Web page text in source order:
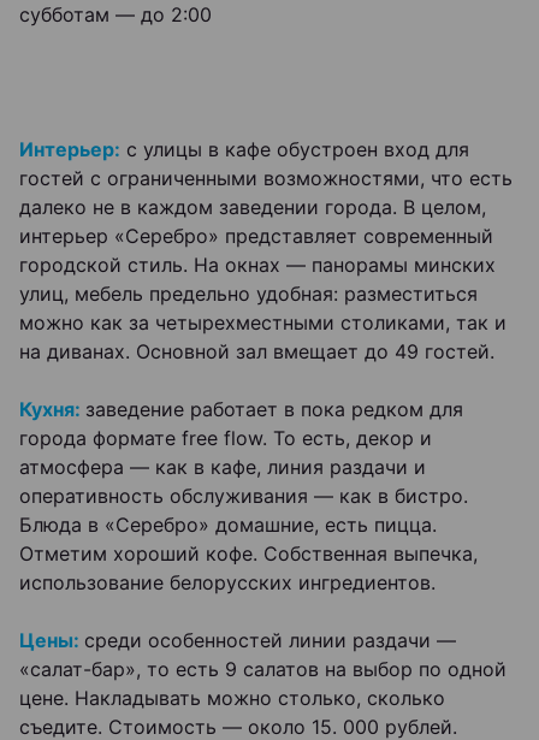
субботам — до 2:00
Интерьер: с улицы в кафе обустроен вход для
гостей с ограниченными возможностями, что есть
далеко не в каждом заведении города. В целом,
интерьер «Серебро» представляет современный
городской стиль. На окнах — панорамы минских
улиц, мебель предельно удобная: разместиться
можно как за четырехместными столиками, так и
на диванах. Основной зал вмещает до 49 гостей.
Кухня: заведение работает в пока редком для
города формате free flow. То есть, декор и
атмосфера — как в кафе, линия раздачи и
оперативность обслуживания — как в бистро.
Блюда в «Серебро» домашние, есть пицца.
Отметим хороший кофе. Собственная выпечка,
использование белорусских ингредиентов.
Цены: среди особенностей линии раздачи —
«салат-бар», то есть 9 салатов на выбор по одной
цене. Накладывать можно столько, сколько
съедите. Стоимость — около 15. 000 рублей.